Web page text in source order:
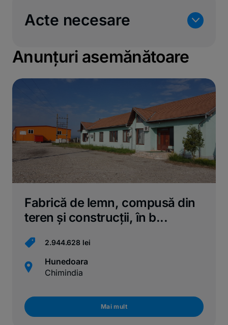
Acte necesare n
Anunțuri asemănătoare
Fabrică de lemn, compusă din
teren și construcții, în b...
2.944.628 lei
Hunedoara
Chimindia
Mai mult